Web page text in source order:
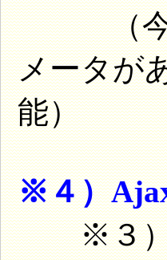
（今回
メータが
能）
※４）
※３）で